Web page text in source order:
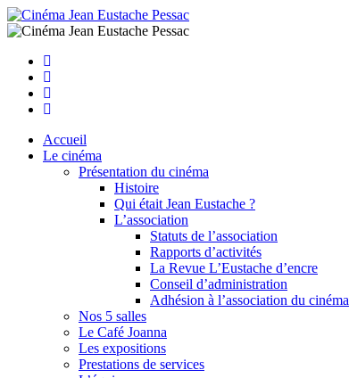
Accueil
Le cinéma
Présentation du cinéma
Histoire
Qui était Jean Eustache ?
L’association
Statuts de l’association
Rapports d’activités
La Revue L’Eustache d’encre
Conseil d’administration
Adhésion à l’association du cinéma
Nos 5 salles
Le Café Joanna
Les expositions
Prestations de services